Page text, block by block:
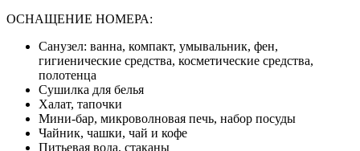
ОСНАЩЕНИЕ НОМЕРА:
Санузел: ванна, компакт, умывальник, фен,
гигиенические средства, косметические средства,
полотенца
Сушилка для белья
Халат, тапочки
Мини-бар, микроволновая печь, набор посуды
Чайник, чашки, чай и кофе
Питьевая вода, стаканы